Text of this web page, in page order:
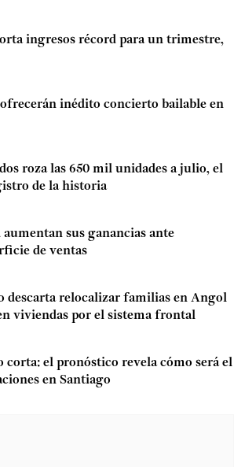
ingresos récord para un trimestre,
inédito concierto bailable en
roza las 650 mil unidades a julio, el
de la historia
sus ganancias ante
de ventas
descarta relocalizar familias en Angol
viviendas por el sistema frontal
corta: el pronóstico revela cómo será el
en Santiago